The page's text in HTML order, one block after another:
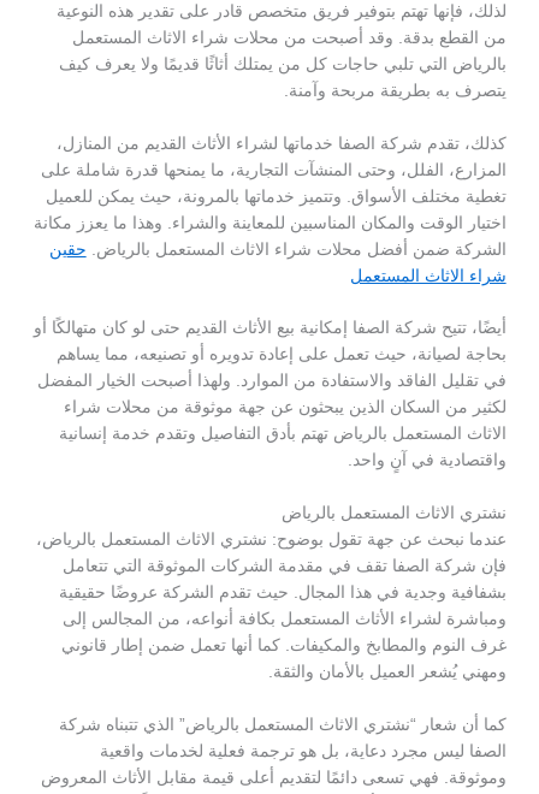
لذلك، فإنها تهتم بتوفير فريق متخصص قادر على تقدير هذه النوعية
من القطع بدقة. وقد أصبحت من محلات شراء الاثاث المستعمل
بالرياض التي تلبي حاجات كل من يمتلك أثاثًا قديمًا ولا يعرف كيف
يتصرف به بطريقة مربحة وآمنة.
كذلك، تقدم شركة الصفا خدماتها لشراء الأثاث القديم من المنازل،
المزارع، الفلل، وحتى المنشآت التجارية، ما يمنحها قدرة شاملة على
تغطية مختلف الأسواق. وتتميز خدماتها بالمرونة، حيث يمكن للعميل
اختيار الوقت والمكان المناسبين للمعاينة والشراء. وهذا ما يعزز مكانة
الشركة ضمن أفضل محلات شراء الاثاث المستعمل بالرياض. حقين
شراء الاثاث المستعمل
أيضًا، تتيح شركة الصفا إمكانية بيع الأثاث القديم حتى لو كان متهالكًا أو
بحاجة لصيانة، حيث تعمل على إعادة تدويره أو تصنيعه، مما يساهم
في تقليل الفاقد والاستفادة من الموارد. ولهذا أصبحت الخيار المفضل
لكثير من السكان الذين يبحثون عن جهة موثوقة من محلات شراء
الاثاث المستعمل بالرياض تهتم بأدق التفاصيل وتقدم خدمة إنسانية
واقتصادية في آنٍ واحد.
نشتري الاثاث المستعمل بالرياض
عندما نبحث عن جهة تقول بوضوح: نشتري الاثاث المستعمل بالرياض،
فإن شركة الصفا تقف في مقدمة الشركات الموثوقة التي تتعامل
بشفافية وجدية في هذا المجال. حيث تقدم الشركة عروضًا حقيقية
ومباشرة لشراء الأثاث المستعمل بكافة أنواعه، من المجالس إلى
غرف النوم والمطابخ والمكيفات. كما أنها تعمل ضمن إطار قانوني
ومهني يُشعر العميل بالأمان والثقة.
كما أن شعار “نشتري الاثاث المستعمل بالرياض” الذي تتبناه شركة
الصفا ليس مجرد دعاية، بل هو ترجمة فعلية لخدمات واقعية
وموثوقة. فهي تسعى دائمًا لتقديم أعلى قيمة مقابل الأثاث المعروض